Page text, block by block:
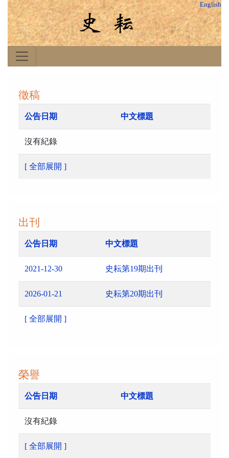
English
徵稿
公告日期 中文標題
沒有紀錄
[ 全部展開 ]
出刊
公告日期 中文標題
2021-12-30 史耘第19期出刊
2026-01-21 史耘第20期出刊
[ 全部展開 ]
榮譽
公告日期 中文標題
沒有紀錄
[ 全部展開 ]